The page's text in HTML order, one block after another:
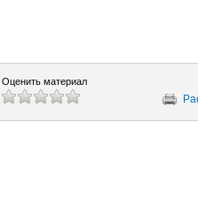
Оценить материал